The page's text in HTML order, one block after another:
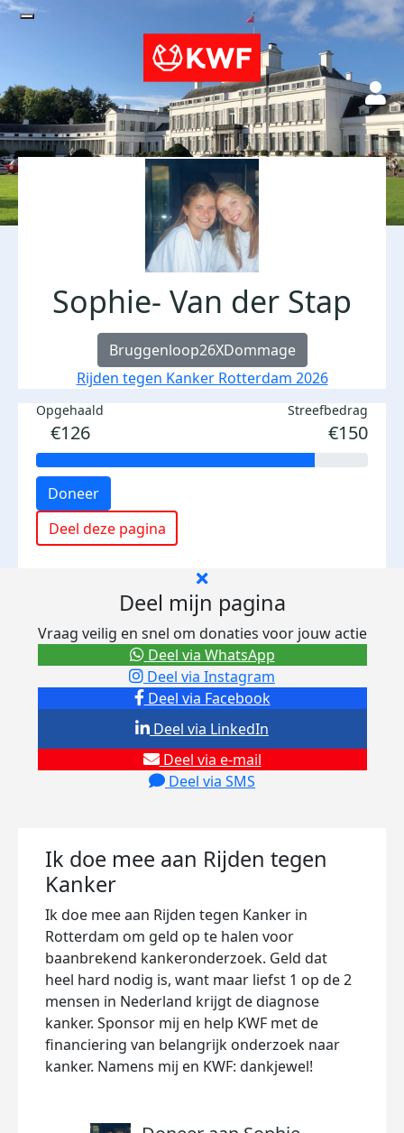
Sophie- Van der Stap
Bruggenloop26XDommage
Rijden tegen Kanker Rotterdam 2026
Opgehaald
€126
Streefbedrag
€150
Doneer
Deel deze pagina
Deel mijn pagina
Vraag veilig en snel om donaties voor jouw actie
Deel via Facebook
Deel via Instagram
Deel via e-mail
Deel via SMS
Deel via LinkedIn
Deel via WhatsApp
Ik doe mee aan Rijden tegen
Kanker
Ik doe mee aan Rijden tegen Kanker in
Rotterdam om geld op te halen voor
baanbrekend kankeronderzoek. Geld dat
heel hard nodig is, want maar liefst 1 op de 2
mensen in Nederland krijgt de diagnose
kanker. Sponsor mij en help KWF met de
financiering van belangrijk onderzoek naar
kanker. Namens mij en KWF: dankjewel!